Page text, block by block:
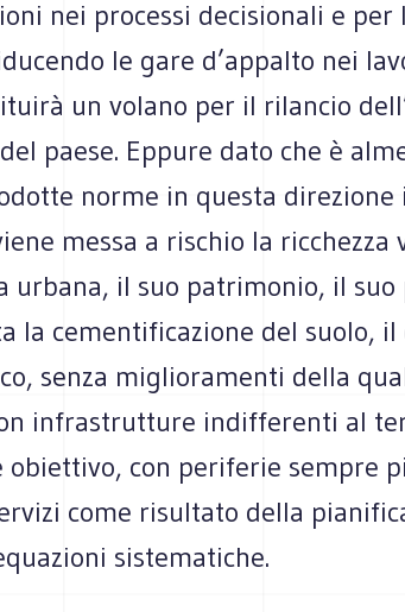
nei processi decisionali e per
le gare d’appalto nei
un volano per il rilancio
paese. Eppure dato che è
norme in questa
messa a rischio la ricchezza
urbana, il suo patrimonio, il suo
la cementificazione del suolo, il
senza miglioramenti della
infrastrutture indifferenti al
obiettivo, con periferie sempre
come risultato della
sistematiche.